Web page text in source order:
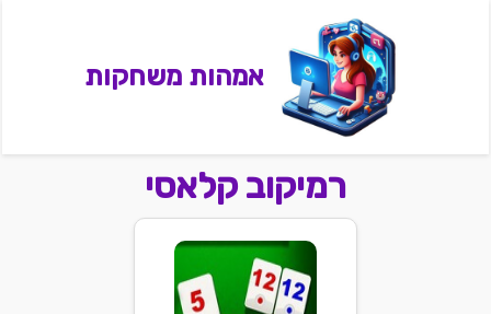
אמהות משחקות
רמיקוב קלאסי